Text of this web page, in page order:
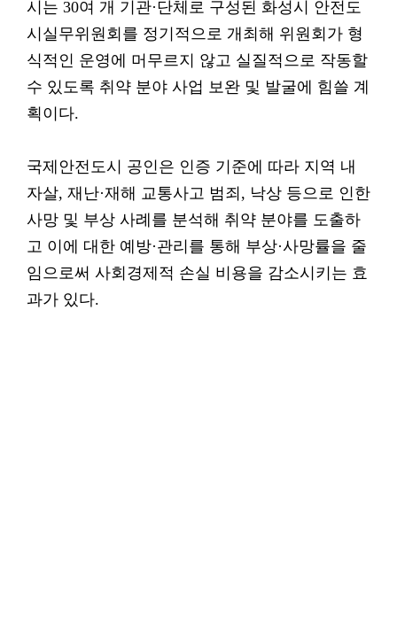
시는 30여 개 기관·단체로 구성된 화성시 안전도
시실무위원회를 정기적으로 개최해 위원회가 형
식적인 운영에 머무르지 않고 실질적으로 작동할
수 있도록 취약 분야 사업 보완 및 발굴에 힘쓸 계
획이다.
국제안전도시 공인은 인증 기준에 따라 지역 내
자살, 재난·재해 교통사고 범죄, 낙상 등으로 인한
사망 및 부상 사례를 분석해 취약 분야를 도출하
고 이에 대한 예방·관리를 통해 부상·사망률을 줄
임으로써 사회경제적 손실 비용을 감소시키는 효
과가 있다.